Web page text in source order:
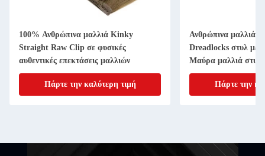
100% Ανθρώπινα μαλλιά Kinky
Straight Raw Clip σε φυσικές
αυθεντικές επεκτάσεις μαλλιών
Πάρτε την καλύτερη τιμή
Ανθρώπινα μαλλιά
Dreadlocks στυλ με
Μαύρα μαλλιά στυλ
Πάρτε την